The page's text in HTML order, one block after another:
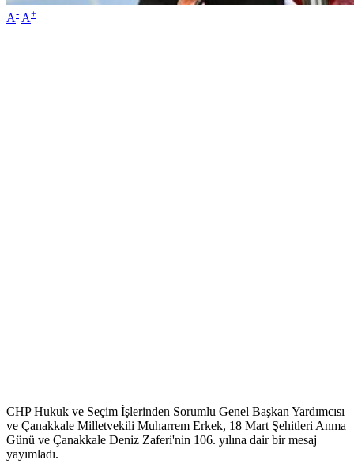
A- A+
CHP Hukuk ve Seçim İşlerinden Sorumlu Genel Başkan Yardımcısı
ve Çanakkale Milletvekili Muharrem Erkek, 18 Mart Şehitleri Anma
Günü ve Çanakkale Deniz Zaferi'nin 106. yılına dair bir mesaj
yayımladı.